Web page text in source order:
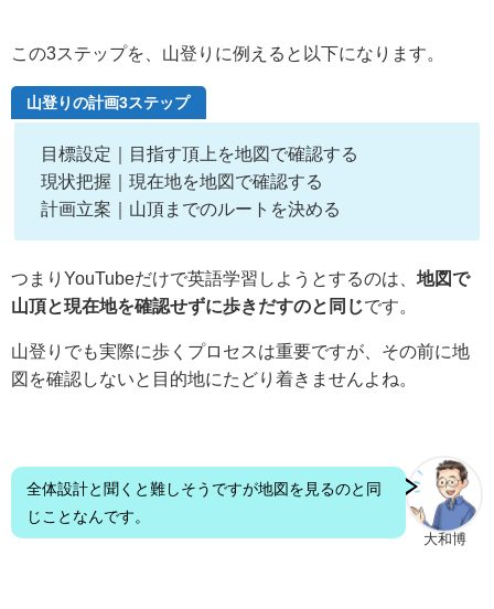
この3ステップを、山登りに例えると以下になります。
山登りの計画3ステップ
目標設定｜目指す頂上を地図で確認する
現状把握｜現在地を地図で確認する
計画立案｜山頂までのルートを決める
つまりYouTubeだけで英語学習しようとするのは、 地図で
山頂と現在地を確認せずに歩きだすのと同じです。
山登りでも実際に歩くプロセスは重要ですが、その前に地
図を確認しないと目的地にたどり着きませんよね。
大和博
全体設計と聞くと難しそうですが地図を見るのと同
じことなんです。